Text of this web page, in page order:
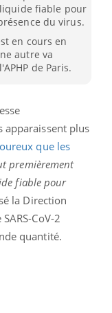
fiable pour
du virus.
en cours en
autre va
de Paris.
apparaissent plus
que les
premièrement
fiable pour
la Direction
CoV-2
quantité.